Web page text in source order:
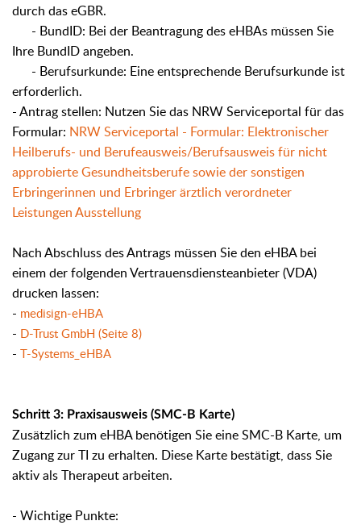
durch das eGBR.
- BundID: Bei der Beantragung des eHBAs müssen Sie
Ihre BundID angeben.
- Berufsurkunde: Eine entsprechende Berufsurkunde ist
erforderlich.
- Antrag stellen: Nutzen Sie das NRW Serviceportal für das
Formular: NRW Serviceportal - Formular: Elektronischer
Heilberufs- und Berufeausweis/Berufsausweis für nicht
approbierte Gesundheitsberufe sowie der sonstigen
Erbringerinnen und Erbringer ärztlich verordneter
Leistungen Ausstellung
Nach Abschluss des Antrags müssen Sie den eHBA bei
einem der folgenden Vertrauensdiensteanbieter (VDA)
drucken lassen:
- medisign-eHBA
- D-Trust GmbH (Seite 8)
- T-Systems_eHBA
Schritt 3: Praxisausweis (SMC-B Karte)
Zusätzlich zum eHBA benötigen Sie eine SMC-B Karte, um
Zugang zur TI zu erhalten. Diese Karte bestätigt, dass Sie
aktiv als Therapeut arbeiten.
- Wichtige Punkte: